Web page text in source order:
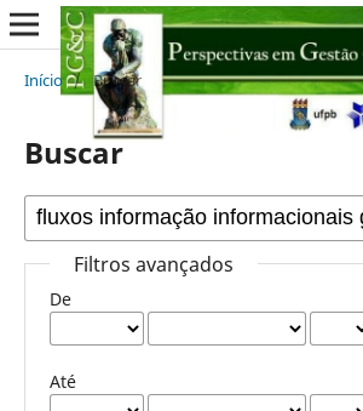
Início / Buscar
Buscar
Filtros avançados
De
Até